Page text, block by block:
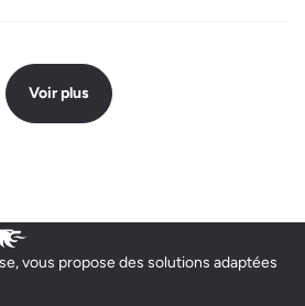
Voir plus
vous propose des solutions adaptées